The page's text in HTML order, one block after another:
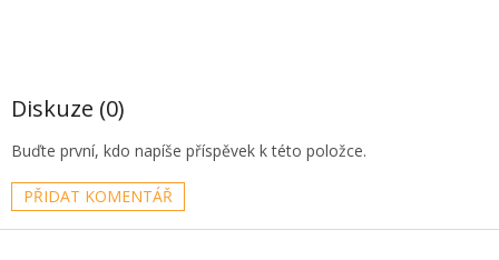
Diskuze (0)
Buďte první, kdo napíše příspěvek k této položce.
PŘIDAT KOMENTÁŘ
Z